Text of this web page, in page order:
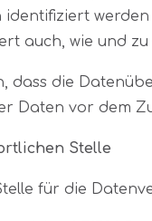
identifiziert
auch, wie und
dass die
Daten vor dem
Stelle
für die